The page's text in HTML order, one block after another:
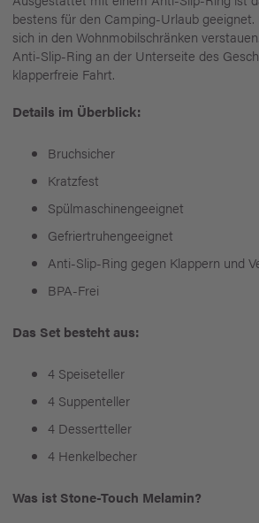
bestens für den Camping-Urlaub
sich in den Wohnmobilschränken
Anti-Slip-Ring an der Unterseite des
klapperfreie Fahrt.
Details im Überblick:
Bruchsicher
Kratzfest
Spülmaschinengeeignet
Gefriertruhengeeignet
Anti-Slip-Ring gegen Klappern und
BPA-Frei
Das Set besteht aus:
4 Speiseteller
4 Suppenteller
4 Dessertteller
4 Henkelbecher
Was ist Stone-Touch Melamin?